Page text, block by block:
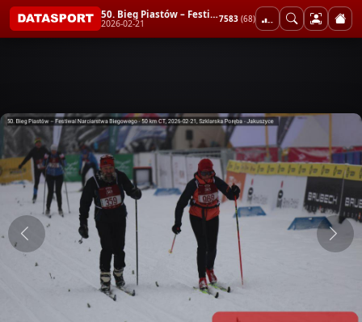
50. Bieg Piastów – Festiwal Narciarstwa Biegowego - 50 km CT
2026-02-21 7583 (68)